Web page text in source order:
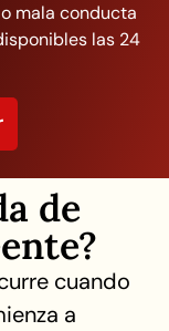
mala conducta
las 24
de
cuando
a